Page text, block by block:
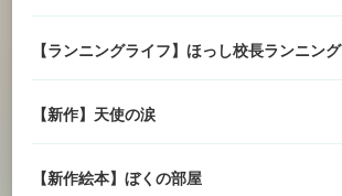
【ランニングライフ】ほっし校長ランニング
【新作】天使の涙
【新作絵本】ぼくの部屋